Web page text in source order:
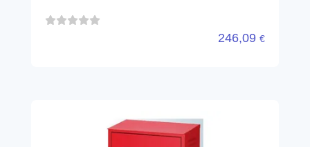
246,09 €